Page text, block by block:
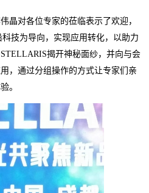
晶对各位专家的莅临表示了欢迎，
技为导向，实现应用转化，以助力
揭开神秘面纱，并向与会
，通过分组操作的方式让专家们亲
。